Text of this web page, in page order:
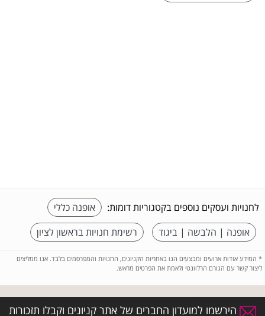
לחנויות ועסקים נוספים בקטגוריות דומות:
אופנה כללי
אופנה | הלבשה | ביגוד
רשימת חנויות בראשון לציון
* המידע אודות ארועים ומבצעים הנו באחריות הקניונים, החנויות והמפרסמים בלבד. אנו ממליצים
ליצור קשר עם הגורם הרלוונטי ולאמת את הפרטים מראש.
הירשמו למועדון החברים של אתר קניונים וקבלו תזכורות